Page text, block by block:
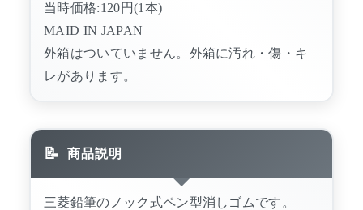
当時価格:120円(1本)
MAID IN JAPAN
外箱はついていません。外箱に汚れ・傷・キ
レがあります。
商品説明
三菱鉛筆のノック式ペン型消しゴムです。